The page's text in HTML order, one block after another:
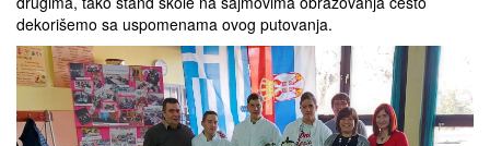
dekorišemo sa uspomenama ovog putovanja.